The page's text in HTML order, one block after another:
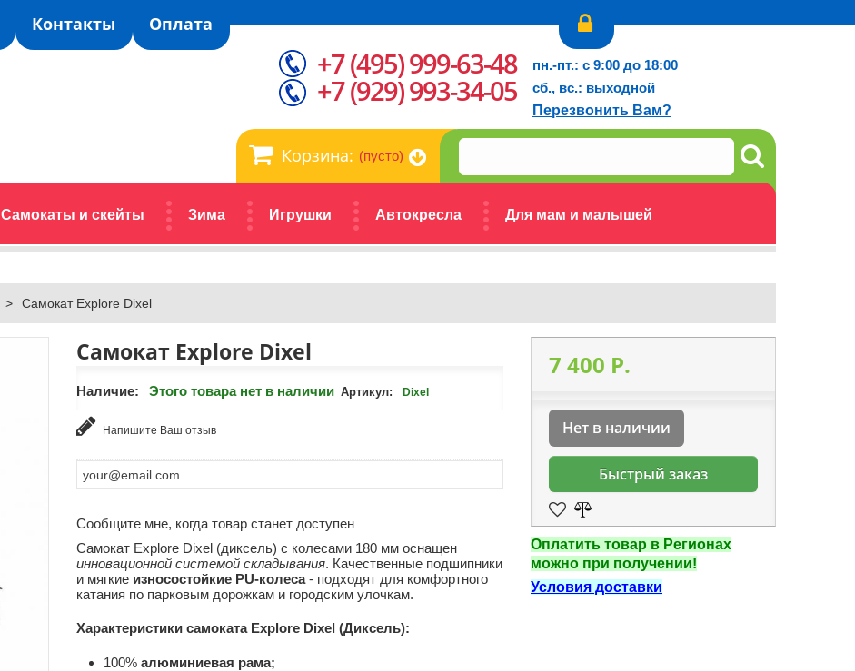
Контакты Оплата
Корзина: (пусто)
Самокаты и скейты Зима Игрушки Автокресла Для мам и малышей
+7 (495) 999-63-48
+7 (929) 993-34-05
пн.-пт.: с 9:00 до 18:00
сб., вс.: выходной
Перезвонить Вам?
> Самокат Explore Dixel
Самокат Explore Dixel
Наличие: Этого товара нет в наличии Артикул: Dixel
Напишите Ваш отзыв
Сообщите мне, когда товар станет доступен
Самокат Explore Dixel (диксель) с колесами 180 мм оснащен
инновационной системой складывания. Качественные подшипники
и мягкие износостойкие PU-колеса- подходят для комфортного
катания по парковым дорожкам и городским улочкам.
Характеристики самоката Explore Dixel (Диксель):
100% алюминиевая рама;
7 400 P.
Нет в наличии
Быстрый заказ
Оплатить товар в Регионах
можно при получении!
Условия доставки